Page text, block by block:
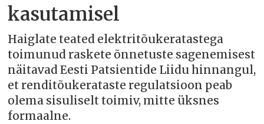
kasutamisel
Haiglate teated elektritõukeratastega
toimunud raskete õnnetuste sagenemisest
näitavad Eesti Patsientide Liidu hinnangul,
et renditõukerataste regulatsioon peab
olema sisuliselt toimiv, mitte üksnes
formaalne.